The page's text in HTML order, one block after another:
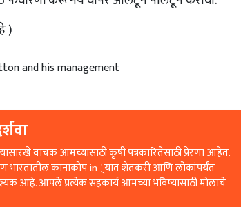
)
and his management
वाचक आमच्यासाठी कृषी पत्रकारितेसाठी प्रेरणा आहेत.
भारतातील कानाकोप in्यात शेतकरी आणि लोकांपर्यंत
आहे. आपले प्रत्येक सहकार्य आमच्या भविष्यासाठी मोलाचे